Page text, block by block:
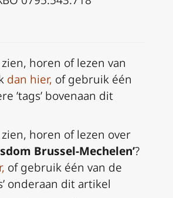
horen of lezen van
dan hier, of gebruik één
’tags’ bovenaan dit
horen of lezen over
Brussel-Mechelen’?
, of gebruik één van de
onderaan dit artikel